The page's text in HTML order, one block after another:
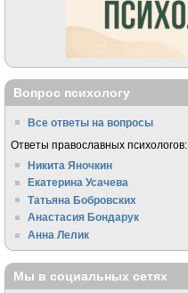
Вопрос психологу
Все ответы на вопросы
Ответы православных психологов:
Никита Яночкин
Екатерина Усачева
Татьяна Бобровских
Анастасия Бондарук
Анна Лелик
Мы в социальных сетях